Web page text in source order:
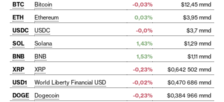
BTC
Bitcoin -0,03%
$12,45 mmd
ETH
Ethereum 0,03%
$3,95 mmd
USDC
USDC -0,0%
$3,7 mmd
SOL
Solana 1,43%
$1,29 mmd
BNB
BNB 1,53%
$1,11 mmd
XRP
XRP -0,23%
$0,642 502 mmd
USD1
World Liberty Financial USD -0,02%
$0,470 686 mmd
DOGE
Dogecoin -0,23%
$0,384 966 mmd